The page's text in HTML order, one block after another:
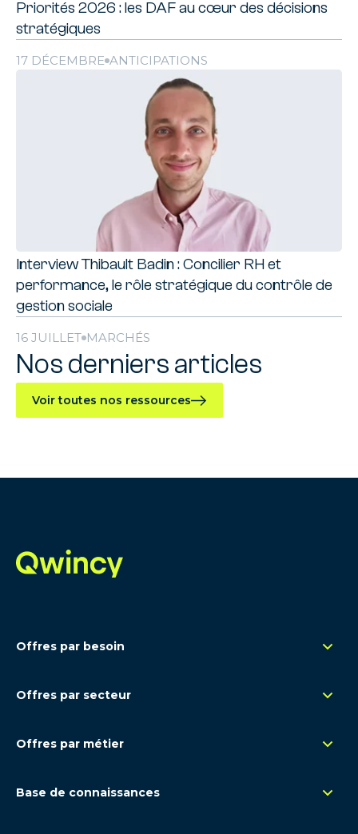
Priorités 2026 : les DAF au cœur des décisions
stratégiques
17 DÉCEMBRE ANTICIPATIONS
Interview Thibault Badin : Concilier RH et
performance, le rôle stratégique du contrôle de
gestion sociale
16 JUILLET MARCHÉS
Nos derniers articles
Voir toutes nos ressources
Offres par besoin
Renfort opérationnel
Offres par secteur
Santé - Pharma
Offres par métier
Comptabilité
Base de connaissances